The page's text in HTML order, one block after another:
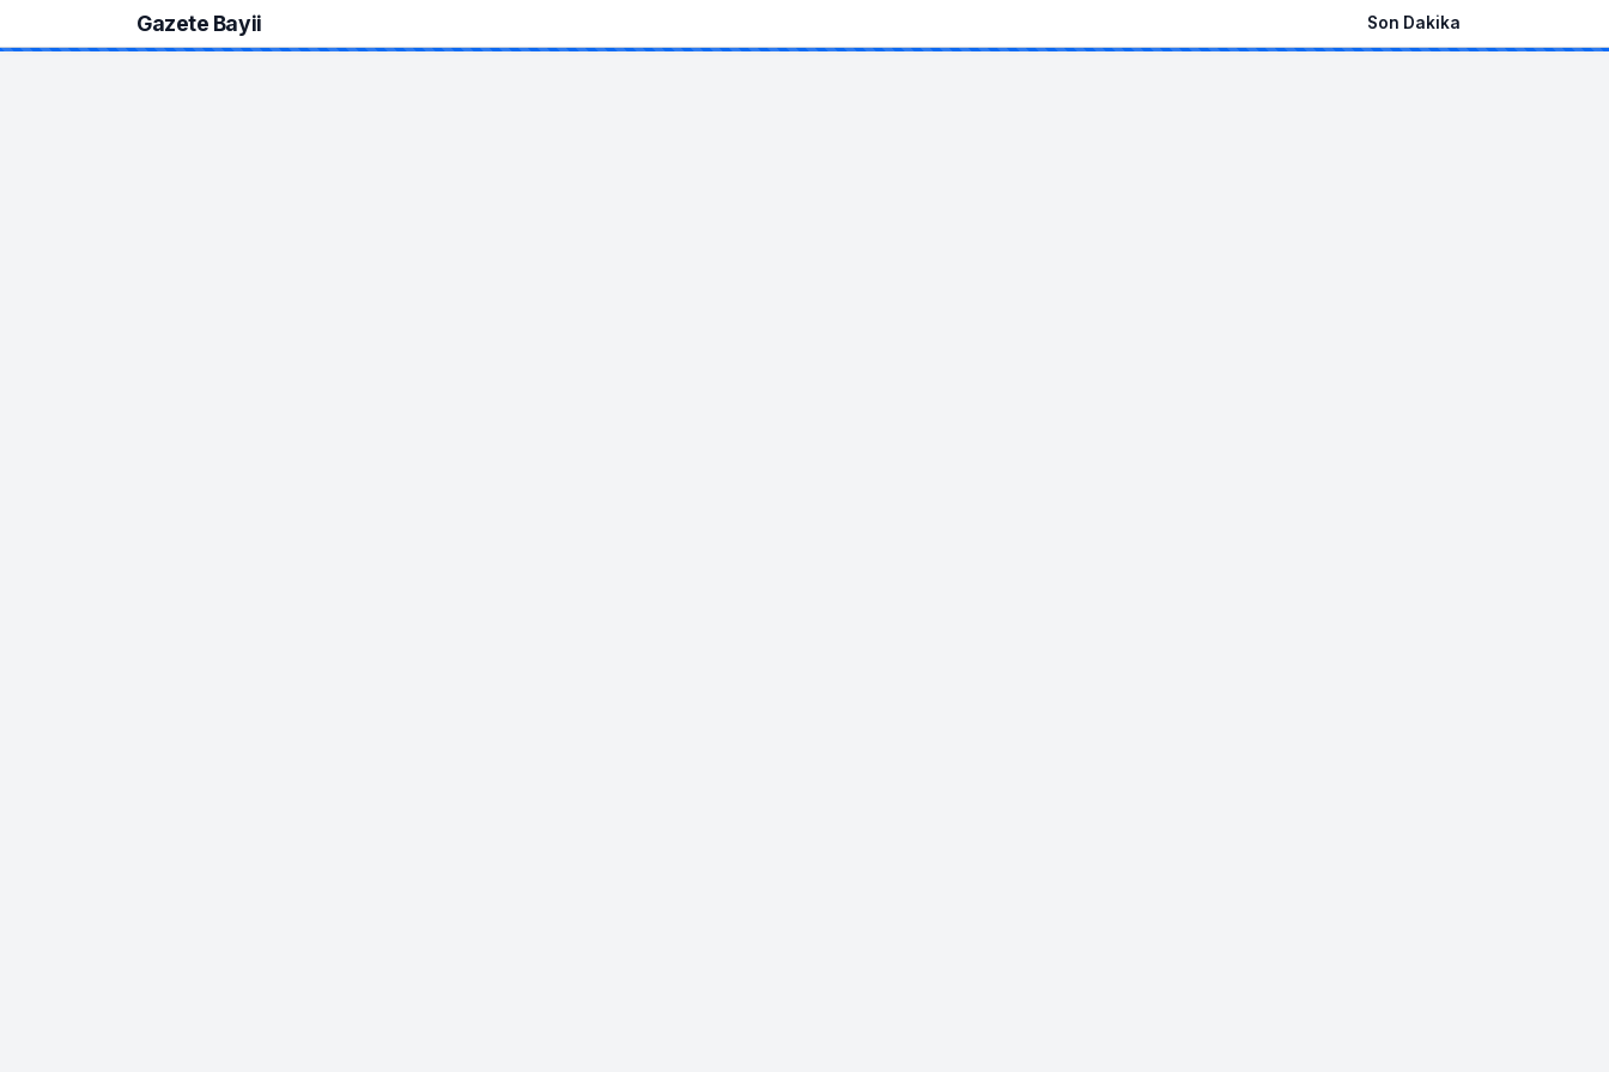
Gazete Bayii Son Dakika